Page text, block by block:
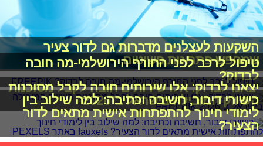
השקעות לעצלנים מדברות גם לדור צעיר
שמחפש פתרונות פשוטים
טיפול לרכב לפני החורף הירושלמי-מה חובה
לבדוק?
יצאנו לבדוק: אלו שירותים חובה לקבל מסוכנות
השיווק המובילה בישראל ב־2026
כישורי דיבור, חשיבה וכתיבה: למה שילוב בין
לימודי חינוך להתפתחות אישית מתאים לדור
הצעיר?